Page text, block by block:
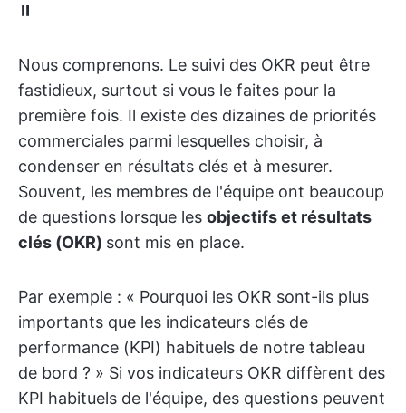
⏸️
Nous comprenons. Le suivi des OKR peut être
fastidieux, surtout si vous le faites pour la
première fois. Il existe des dizaines de priorités
commerciales parmi lesquelles choisir, à
condenser en résultats clés et à mesurer.
Souvent, les membres de l'équipe ont beaucoup
de questions lorsque les objectifs et résultats
clés (OKR) sont mis en place.
Par exemple : « Pourquoi les OKR sont-ils plus
importants que les indicateurs clés de
performance (KPI) habituels de notre tableau
de bord ? » Si vos indicateurs OKR diffèrent des
KPI habituels de l'équipe, des questions peuvent